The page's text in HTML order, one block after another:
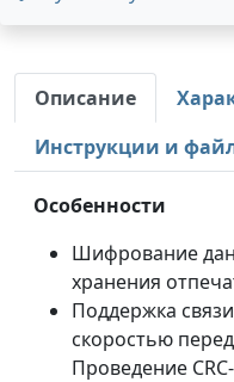
Описание
Инструкции и
Особенности
Шифрование
хранения
Поддержка
скоростью
Проведение